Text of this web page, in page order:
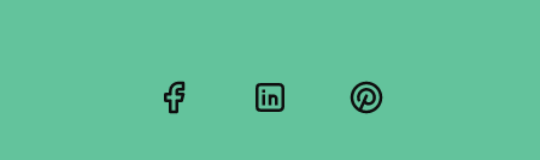
FacebookLinkedInPinterest